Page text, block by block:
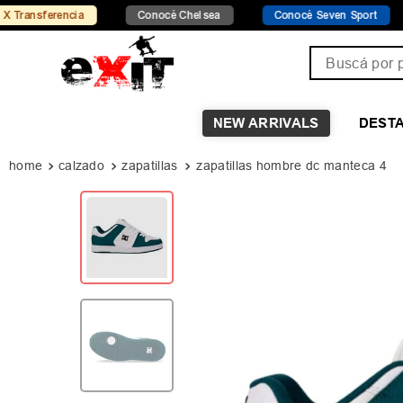
Conocé Chelsea Conocé Seven Sport
NEW ARRIVALS
calzado zapatillas zapatillas hombre dc manteca 4